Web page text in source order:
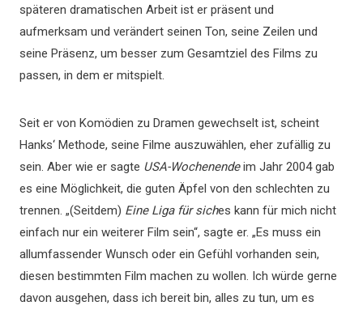
späteren dramatischen Arbeit ist er präsent und
aufmerksam und verändert seinen Ton, seine Zeilen und
seine Präsenz, um besser zum Gesamtziel des Films zu
passen, in dem er mitspielt.
Seit er von Komödien zu Dramen gewechselt ist, scheint
Hanks‘ Methode, seine Filme auszuwählen, eher zufällig zu
sein. Aber wie er sagte USA-Wochenendeim Jahr 2004 gab
es eine Möglichkeit, die guten Äpfel von den schlechten zu
trennen. „(Seitdem) Eine Liga für siches kann für mich nicht
einfach nur ein weiterer Film sein“, sagte er. „Es muss ein
allumfassender Wunsch oder ein Gefühl vorhanden sein,
diesen bestimmten Film machen zu wollen. Ich würde gerne
davon ausgehen, dass ich bereit bin, alles zu tun, um es